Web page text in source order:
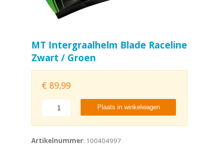
MT Intergraalhelm Blade Raceline
Zwart / Groen
€ 89,99
Plaats in winkelwagen
Artikelnummer: 100404997